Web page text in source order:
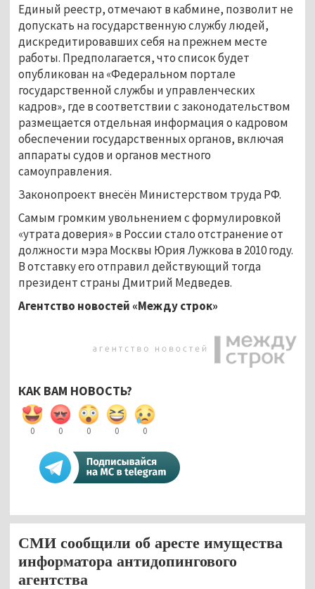
Единый реестр, отмечают в кабмине, позволит не
допускать на государственную службу людей,
дискредитировавших себя на прежнем месте
работы. Предполагается, что список будет
опубликован на «Федеральном портале
государственной службы и управленческих
кадров», где в соответствии с законодательством
размещается отдельная информация о кадровом
обеспечении государственных органов, включая
аппараты судов и органов местного
самоуправления.
Законопроект внесён Министерством труда РФ.
Самым громким увольнением с формулировкой
«утрата доверия» в России стало отстранение от
должности мэра Москвы Юрия Лужкова в 2010 году.
В отставку его отправил действующий тогда
президент страны Дмитрий Медведев.
Агентство новостей «Между строк»
КАК ВАМ НОВОСТЬ?
0 0 0 0 0
СМИ сообщили об аресте имущества
информатора антидопингового
агентства